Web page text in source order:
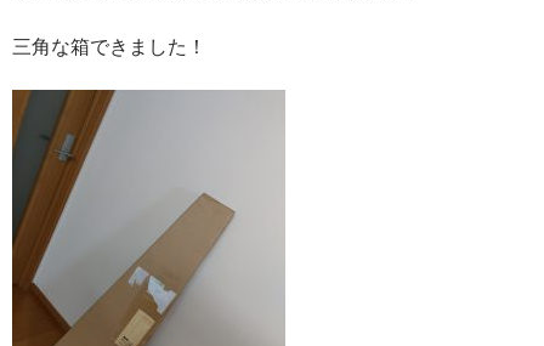
三角な箱できました！